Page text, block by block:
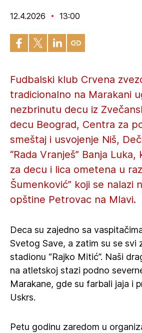
12.4.2026 13:00
Fudbalski klub Crvena
tradicionalno na Marakani
nezbrinutu decu iz
decu Beograd, Centra za
smeštaj i usvojenje Niš,
“Rada Vranješ” Banja Luka,
za decu i lica ometena u
Šumenković” koji se nalazi
opštine Petrovac na Mlavi.
Deca su zajedno sa
Svetog Save, a zatim su se svi
stadionu “Rajko Mitić”. Naši
na atletskoj stazi podno
Marakane, gde su farbali jaja i
Uskrs.
Petu godinu zaredom u